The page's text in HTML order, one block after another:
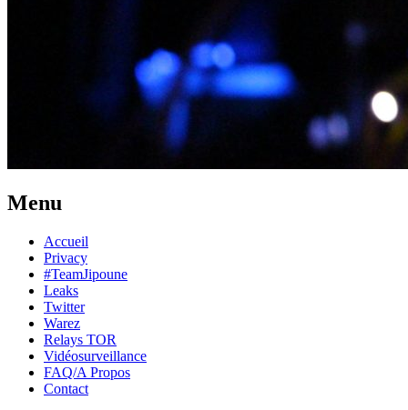
Menu
Skip
content
Accueil
Privacy
#TeamJipoune
Leaks
Twitter
Warez
Relays TOR
Vidéosurveillance
FAQ/A Propos
Contact